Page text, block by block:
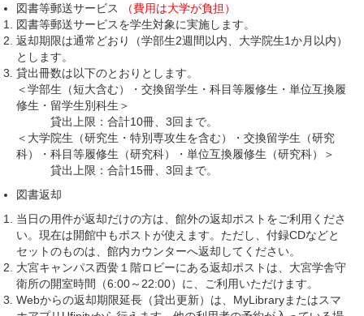
図書等郵送サービス
（費用は大学が負担）
図書等郵送サービスを学生対象に実施します。
返却期限は通常どおり（学部生2週間以内、大学院生1か月以内）
とします。
貸出冊数は以下のとおりとします。
＜学部生（短大含む）・交換留学生・科目等履修生・単位互換履
修生・留学生別科生＞
貸出上限：合計10冊、3回まで。
＜大学院生（研究生・特別専攻生を含む）・交換留学生（研究
科）・科目等履修生（研究科）・単位互換履修生（研究科）＞
貸出上限：合計15冊、3回まで。
図書返却
当日の用件が返却だけの方は、館外の返却ポストをご利用くださ
い。現在は開館中もポストが使えます。ただし、付録CDなどと
セットのものは、館内カウンターへ返却してください。
大宮キャンパス西黌１階ロビーにある返却ポストは、大宮学舎守
衛所の開室時間（6:00～22:00）に、ご利用いただけます。
Webからの返却期限延長（貸出更新）は、MyLibraryまたはスマ